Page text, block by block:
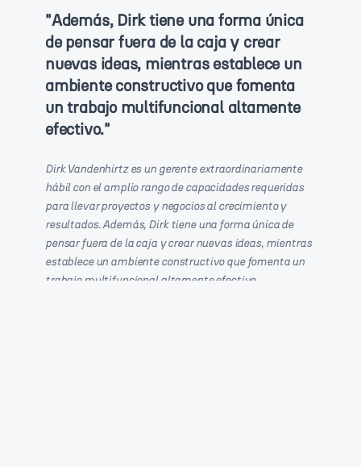
"Además, Dirk tiene una forma única
de pensar fuera de la caja y crear
nuevas ideas, mientras establece un
ambiente constructivo que fomenta
un trabajo multifuncional altamente
efectivo."
Dirk Vandenhirtz es un gerente extraordinariamente
hábil con el amplio rango de capacidades requeridas
para llevar proyectos y negocios al crecimiento y
resultados. Además, Dirk tiene una forma única de
pensar fuera de la caja y crear nuevas ideas, mientras
establece un ambiente constructivo que fomenta un
trabajo multifuncional altamente efectivo.